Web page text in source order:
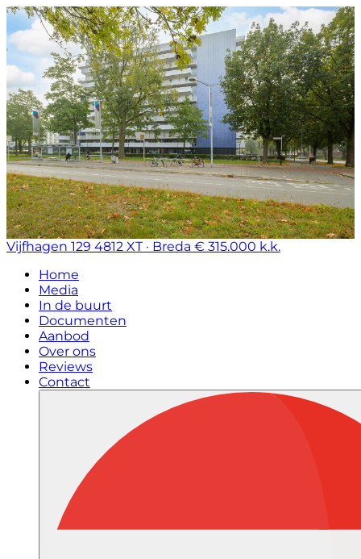
Vijfhagen 129 4812 XT · Breda € 315.000 k.k.
Home
Media
In de buurt
Documenten
Aanbod
Over ons
Reviews
Contact